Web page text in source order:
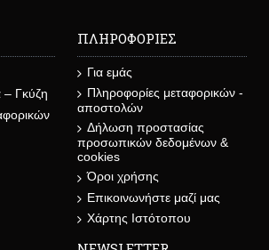
– Γκύζη
ΠΛΗΡΟΦΟΡΙΕΣ
Για εμάς
Πληροφορίες μεταφορικών -
αποστολών
Δήλωση προστασίας
προσωπικών δεδομένων &
cookies
Όροι χρήσης
Επικοινωνήστε μαζί μας
Χάρτης Ιστότοπου